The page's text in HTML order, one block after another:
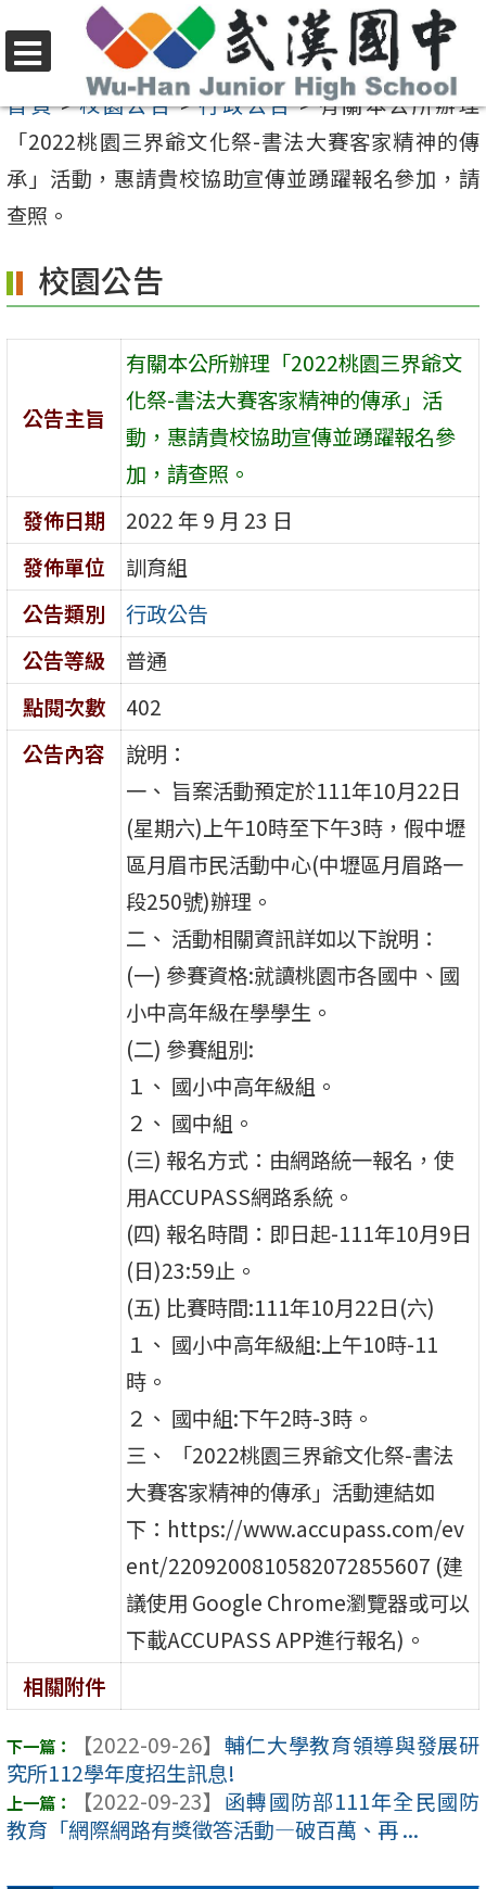
至
內
容
選
單
首頁>校園公告>行政公告>有關本公所辦理
「2022桃園三界爺文化祭-書法大賽客家精神的傳
承」活動，惠請貴校協助宣傳並踴躍報名參加，請
查照。
校園公告
公告主旨
有關本公所辦理「2022桃園三界爺文
化祭-書法大賽客家精神的傳承」活
動，惠請貴校協助宣傳並踴躍報名參
加，請查照。
發佈日期
2022 年 9 月 23 日
發佈單位
訓育組
公告類別
行政公告
公告等級
普通
點閱次數
402
公告內容
說明：
一、 旨案活動預定於111年10月22日
(星期六)上午10時至下午3時，假中壢
區月眉市民活動中心(中壢區月眉路一
段250號)辦理。
二、 活動相關資訊詳如以下說明：
(一) 參賽資格:就讀桃園市各國中、國
小中高年級在學學生。
(二) 參賽組別:
１、 國小中高年級組。
２、 國中組。
(三) 報名方式：由網路統一報名，使
用ACCUPASS網路系統。
(四) 報名時間：即日起-111年10月9日
(日)23:59止。
(五) 比賽時間:111年10月22日(六)
１、 國小中高年級組:上午10時-11
時。
２、 國中組:下午2時-3時。
三、 「2022桃園三界爺文化祭-書法
大賽客家精神的傳承」活動連結如
下：https://www.accupass.com/ev
ent/2209200810582072855607 (建
議使用 Google Chrome瀏覽器或可以
下載ACCUPASS APP進行報名)。
相關附件
【2022-09-26】 輔仁大學教育領導與發展研
究所112學年度招生訊息!
【2022-09-23】 函轉國防部111年全民國防
教育「網際網路有獎徵答活動—破百萬、再 ...